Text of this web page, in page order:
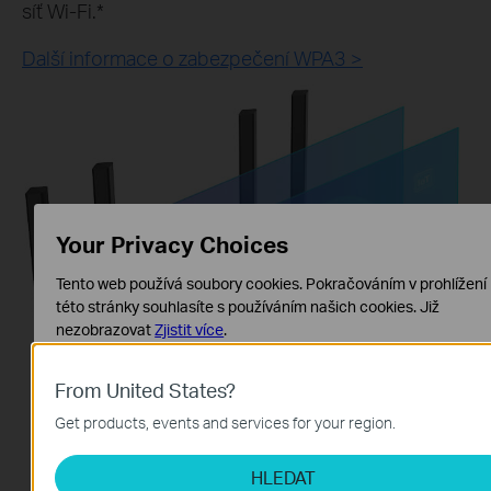
síť Wi-Fi.*
Další informace o zabezpečení WPA3 >
From United States?
Get products, events and services for your region.
HLEDAT
Your Privacy Choices
Tento web používá soubory cookies. Pokračováním v prohlížení
této stránky souhlasíte s používáním našich cookies.Již
nezobrazovatZjistit více.
Tyto cookies jsou nezbytné pro fungování webových stránek a
nelze je ve vašich systémech deaktivovat.
Analytické a marketingové cookies
Soubory cookie pro nám umožňují analyzovat vaše aktivity na